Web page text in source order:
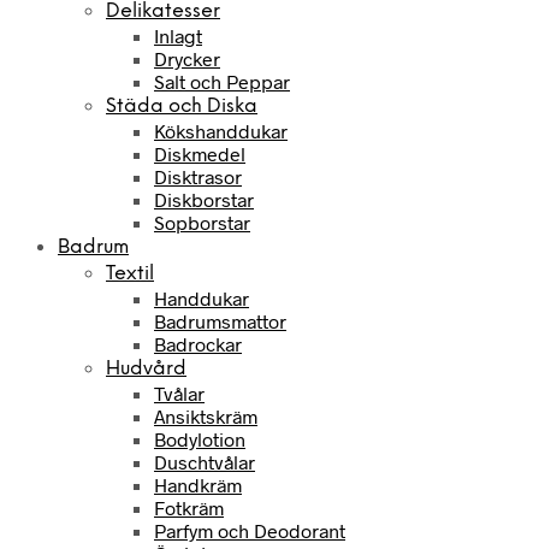
Delikatesser
Inlagt
Drycker
Salt och Peppar
Städa och Diska
Kökshanddukar
Diskmedel
Disktrasor
Diskborstar
Sopborstar
Badrum
Textil
Handdukar
Badrumsmattor
Badrockar
Hudvård
Tvålar
Ansiktskräm
Bodylotion
Duschtvålar
Handkräm
Fotkräm
Parfym och Deodorant